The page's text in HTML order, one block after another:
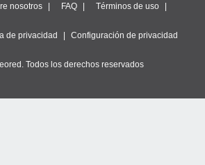
nosotros FAQ Términos de uso
de privacidad Configuración de privacidad
Todos los derechos reservados